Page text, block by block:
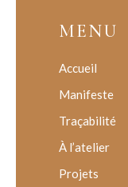
MENU
Accueil
Manifeste
Traçabilité
À l’atelier
Projets